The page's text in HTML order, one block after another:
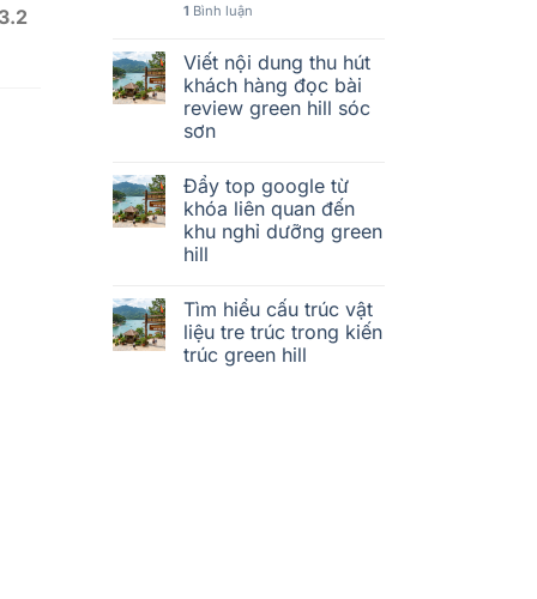
1 Bình luận
Viết nội dung thu hút
khách hàng đọc bài
review green hill sóc
sơn
Đẩy top google từ
khóa liên quan đến
khu nghỉ dưỡng green
hill
Tìm hiểu cấu trúc vật
liệu tre trúc trong kiến
trúc green hill